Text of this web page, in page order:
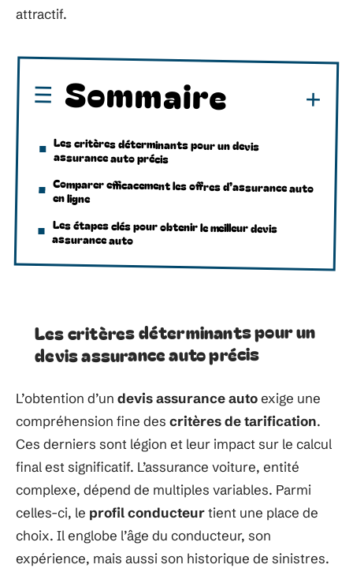
attractif.
Sommaire
Les critères déterminants pour un devis
assurance auto précis
Comparer efficacement les offres d’assurance auto
en ligne
Les étapes clés pour obtenir le meilleur devis
assurance auto
Les critères déterminants pour un
devis assurance auto précis
L’obtention d’un devis assurance autoexige une
compréhension fine des critères de tarification.
Ces derniers sont légion et leur impact sur le calcul
final est significatif. L’assurance voiture, entité
complexe, dépend de multiples variables. Parmi
celles-ci, le profil conducteurtient une place de
choix. Il englobe l’âge du conducteur, son
expérience, mais aussi son historique de sinistres.